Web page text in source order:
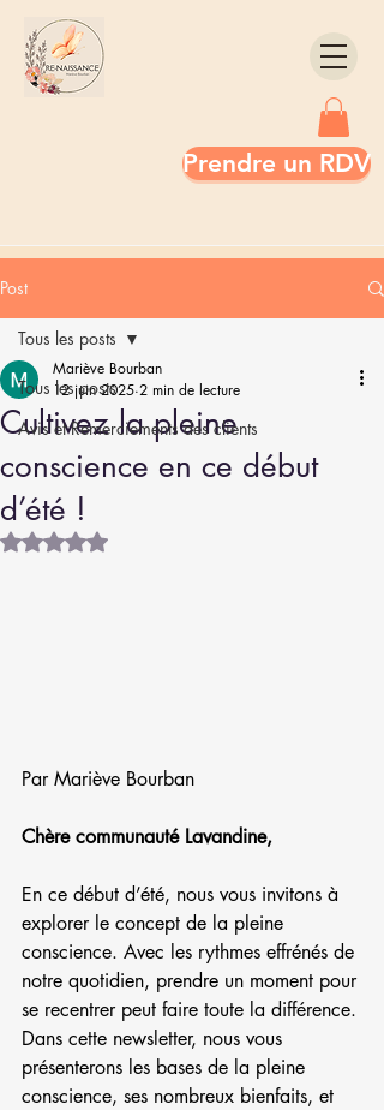
Prendre un RDV
Post
Tous les posts
Avis et Remerciements des clients
Tous les posts
Cultivez la pleine
conscience en ce début
d’été !
Mariève Bourban
12 juin 2025 2 min de lecture
Noté NaN étoiles sur 5.
Par Mariève Bourban
Chère communauté Lavandine,
En ce début d’été, nous vous invitons à
explorer le concept de la pleine
conscience. Avec les rythmes effrénés de
notre quotidien, prendre un moment pour
se recentrer peut faire toute la différence.
Dans cette newsletter, nous vous
présenterons les bases de la pleine
conscience, ses nombreux bienfaits, et